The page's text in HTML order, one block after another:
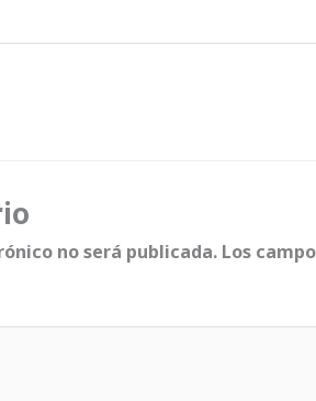
no será publicada. Los